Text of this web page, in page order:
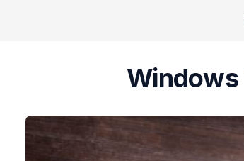
Windows